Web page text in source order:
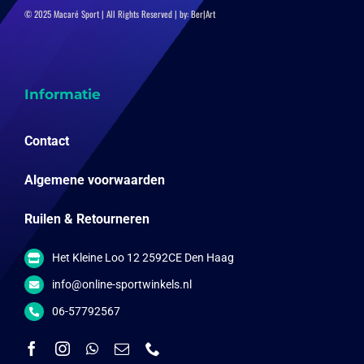
© 2025 Macaré Sport | All Rights Reserved | by:Ber|Art
Informatie
Contact
Algemene voorwaarden
Ruilen & Retourneren
Het Kleine Loo 12 2592CE Den Haag
info@online-sportwinkels.nl
06-57792567